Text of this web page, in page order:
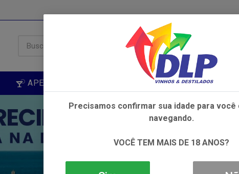
APERITIVOS NÃO ALCOÓLICOS
Precisamos confirmar sua idade para você
navegando.
VOCÊ TEM MAIS DE 18 ANOS?